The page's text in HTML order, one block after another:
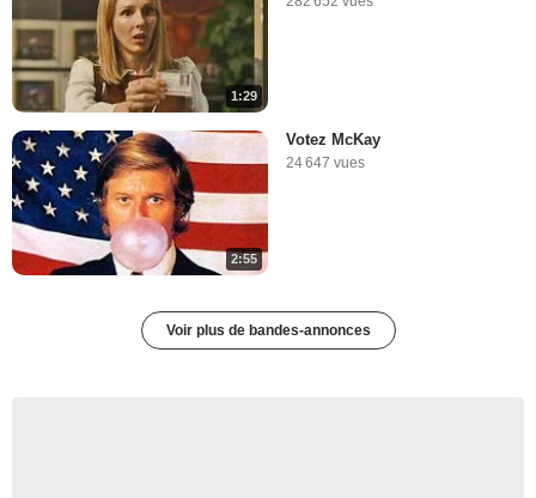
1:29
2:55
Votez McKay
24 647 vues
Voir plus de bandes-annonces